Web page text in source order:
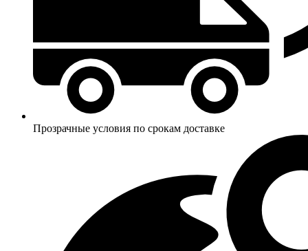
Прозрачные условия по срокам доставке